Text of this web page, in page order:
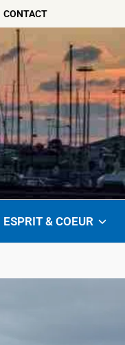
CONTACT
ESPRIT & COEUR